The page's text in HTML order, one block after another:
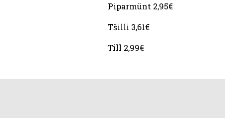
Piparmünt 2,95€
Tšilli 3,61€
Till 2,99€